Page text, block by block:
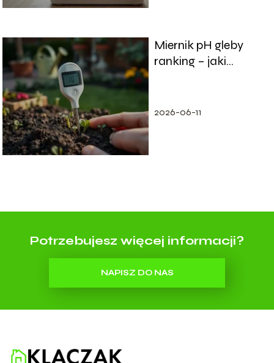
Miernik pH gleby
ranking – jaki
2026-06-11
Potrzebujesz więcej informacji?
NAPISZ DO NAS